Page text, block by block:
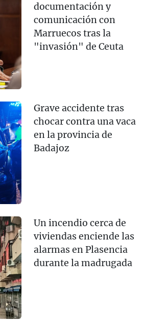
documentación y
comunicación con
Marruecos tras la
"invasión" de Ceuta
Grave accidente tras
chocar contra una vaca
en la provincia de
Badajoz
Un incendio cerca de
viviendas enciende las
alarmas en Plasencia
durante la madrugada